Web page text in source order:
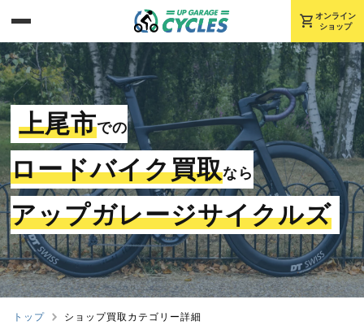
shopping_cart オンライン
ショップ
上尾市での
ロードバイク買取なら
アップガレージサイクルズ
トップ ショップ買取カテゴリー詳細